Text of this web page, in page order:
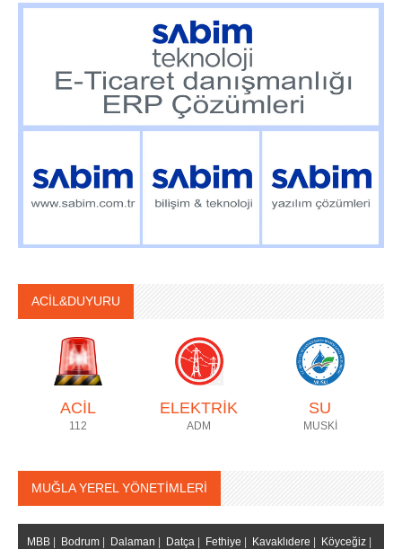
ACİL&DUYURU
ACİL
112
ELEKTRİK
ADM
SU
MUSKİ
MUĞLA YEREL YÖNETİMLERİ
MBB | Bodrum | Dalaman | Datça | Fethiye | Kavaklıdere | Köyceğiz |